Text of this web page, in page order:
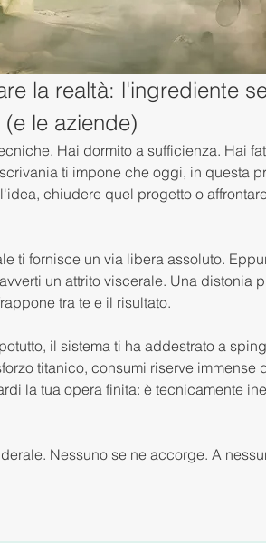
la realtà: l'ingrediente
le aziende)
Hai dormito a sufficienza. Hai
ti impone che oggi, in questa
chiudere quel progetto o
ti fornisce un via libera assoluto.
un attrito viscerale. Una distonia
tra te e il risultato.
il sistema ti ha addestrato a
titanico, consumi riserve immense
la tua opera finita: è tecnicamente
Nessuno se ne accorge. A